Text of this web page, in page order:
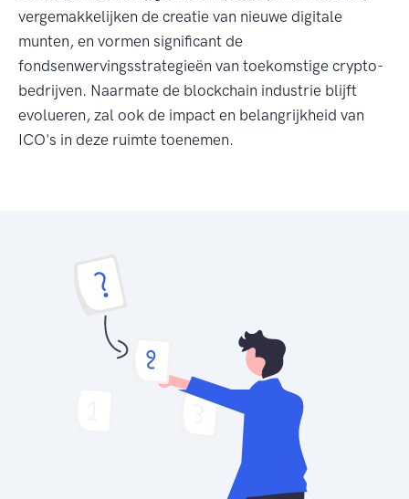
vergemakkelijken de creatie van nieuwe digitale
munten, en vormen significant de
fondsenwervingsstrategieën van toekomstige crypto-
bedrijven. Naarmate de blockchain industrie blijft
evolueren, zal ook de impact en belangrijkheid van
ICO's in deze ruimte toenemen.